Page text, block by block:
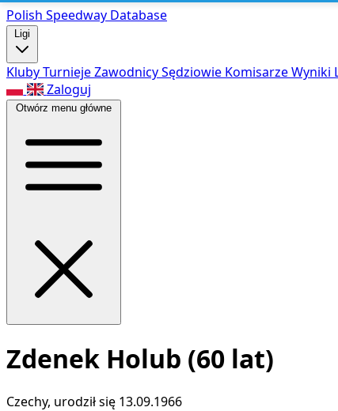
Polish Speedway Database
Ligi
KlubyTurniejeZawodnicySędziowie KomisarzeWyniki
Zaloguj
Otwórz menu główne
Zdenek Holub (60 lat)
Czechy, urodził się 13.09.1966